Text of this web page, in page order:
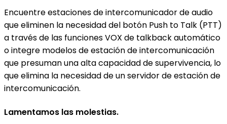
Encuentre estaciones de intercomunicador de audio
que eliminen la necesidad del botón Push to Talk (PTT)
a través de las funciones VOX de talkback automático
o integre modelos de estación de intercomunicación
que presuman una alta capacidad de supervivencia, lo
que elimina la necesidad de un servidor de estación de
intercomunicación.
Lamentamos las molestias.